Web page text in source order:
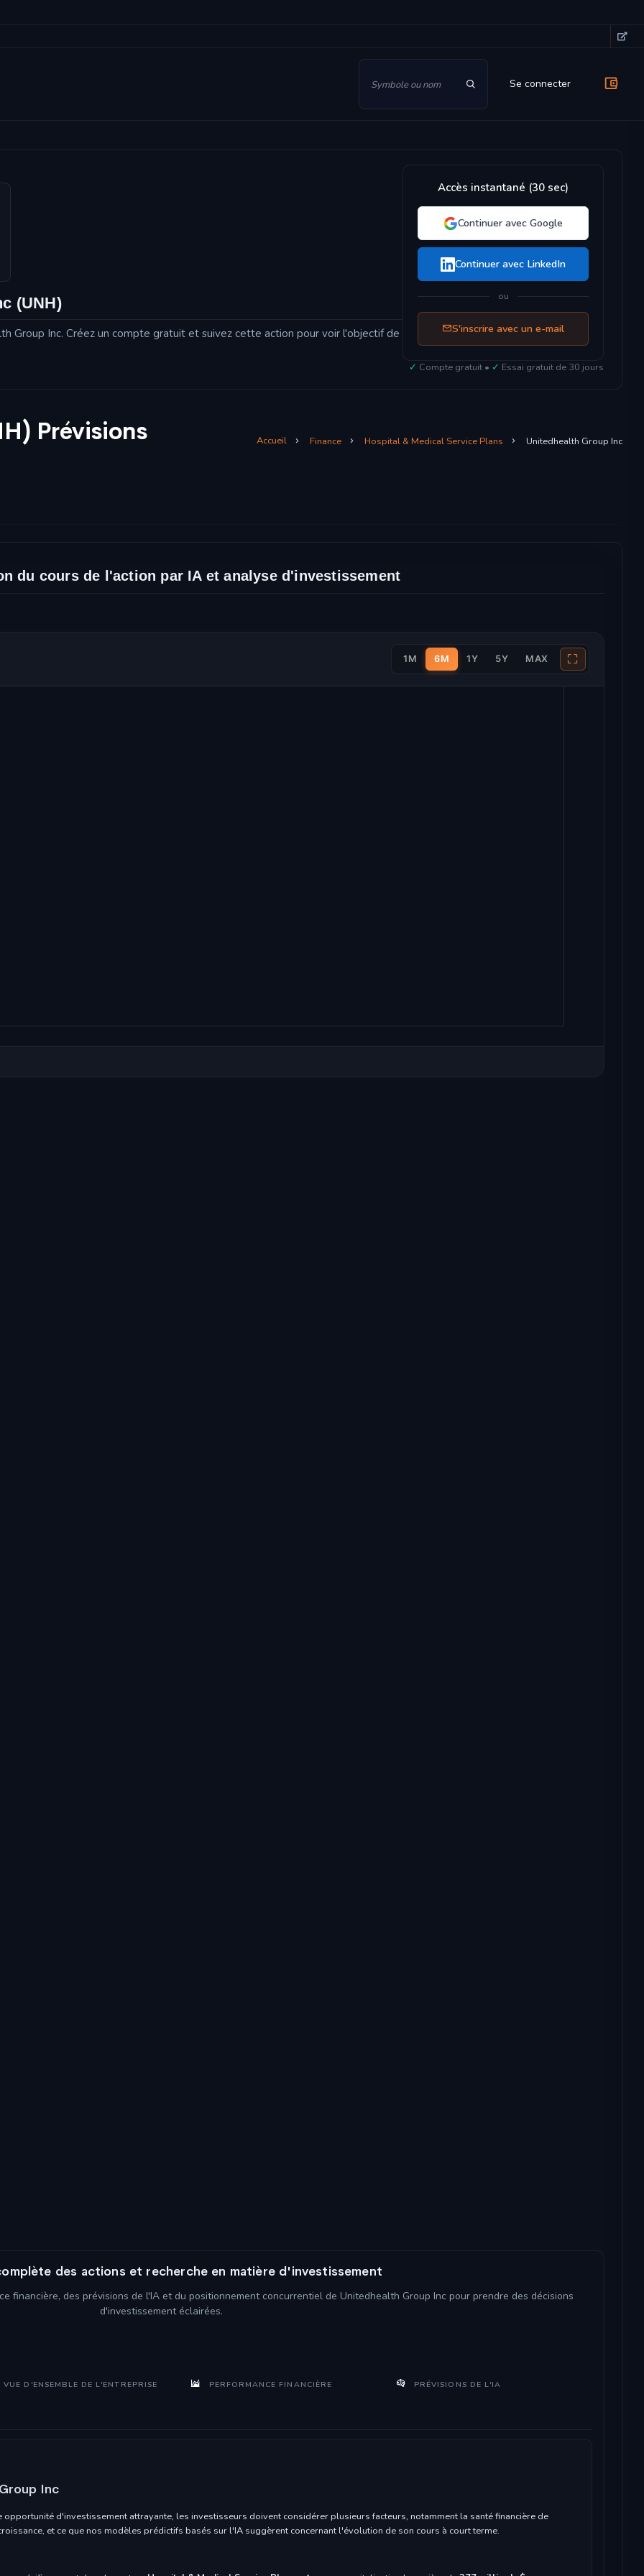
Se connecter
(UNH)
Group Inc. Créez un compte gratuit et suivez cette action pour voir l'objectif de
Accès instantané (30 sec)
Continuer avec Google
Continuer avec LinkedIn
ou
S'inscrire avec un e-mail
✓ Compte gratuit • ✓ Essai gratuit de 30 jours
Accueil Finance Hospital & Medical Service Plans Unitedhealth Group Inc
Prévisions
du cours de l'action par IA et analyse d'investissement
1M 6M 1Y 5Y MAX ⛶
des actions et recherche en matière d'investissement
financière, des prévisions de l'IA et du positionnement concurrentiel de Unitedhealth Group Inc pour prendre des décisions
d'investissement éclairées.
VUE D'ENSEMBLE DE L'ENTREPRISE PERFORMANCE FINANCIÈRE PRÉVISIONS DE L'IA
Inc
opportunité d'investissement attrayante, les investisseurs doivent considérer plusieurs facteurs, notamment la santé financière de
et ce que nos modèles prédictifs basés sur l'IA suggèrent concernant l'évolution de son cours à court terme.